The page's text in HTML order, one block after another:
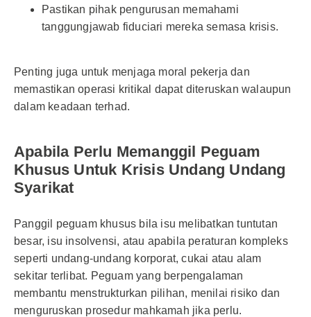
Pastikan pihak pengurusan memahami
tanggungjawab fiduciari mereka semasa krisis.
Penting juga untuk menjaga moral pekerja dan
memastikan operasi kritikal dapat diteruskan walaupun
dalam keadaan terhad.
Apabila Perlu Memanggil Peguam
Khusus Untuk Krisis Undang Undang
Syarikat
Panggil peguam khusus bila isu melibatkan tuntutan
besar, isu insolvensi, atau apabila peraturan kompleks
seperti undang-undang korporat, cukai atau alam
sekitar terlibat. Peguam yang berpengalaman
membantu menstrukturkan pilihan, menilai risiko dan
menguruskan prosedur mahkamah jika perlu.